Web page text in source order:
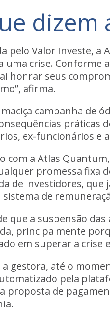
dizem
pelo Valor Investe, a
uma crise. Conforme
honrar seus
afirma.
maciça campanha de
práticas
ex-funcionários e
com a Atlas
promessa fixa
de investidores, que
sistema de
que a suspensão
principalmente
em superar a crise
a gestora, até o
pela
proposta de